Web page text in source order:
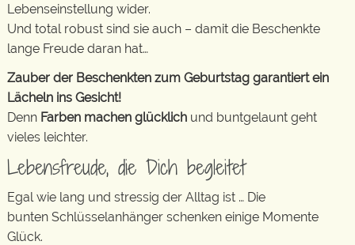
Lebenseinstellung wider.
Und total robust sind sie auch – damit die Beschenkte
lange Freude daran hat…
Zauber der Beschenkten zum Geburtstag garantiert ein
Lächeln ins Gesicht!
Denn Farben machen glücklich und buntgelaunt geht
vieles leichter.
Lebensfreude, die Dich begleitet
Egal wie lang und stressig der Alltag ist … Die
bunten Schlüsselanhänger schenken einige Momente
Glück.